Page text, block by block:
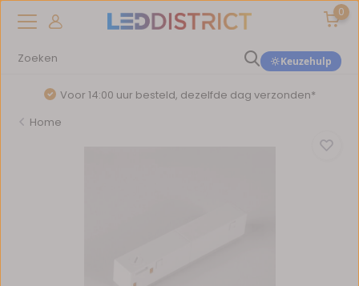
0
Keuzehulp
Voor 14:00 uur besteld, dezelfde dag verzonden*
Home